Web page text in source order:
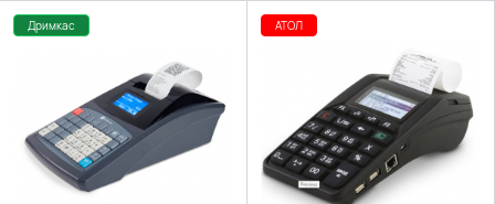
Дримкас АТОЛ